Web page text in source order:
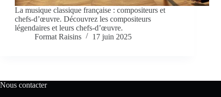
La musique classique française : compositeurs et
chefs-d’œuvre. Découvrez les compositeurs
légendaires et leurs chefs-d’œuvre.
Format Raisins
17 juin 2025
Nous contacter